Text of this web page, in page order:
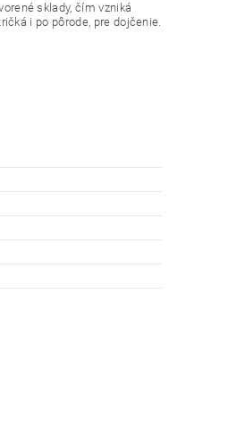
sklady, čím vzniká
i po pôrode, pre dojčenie.